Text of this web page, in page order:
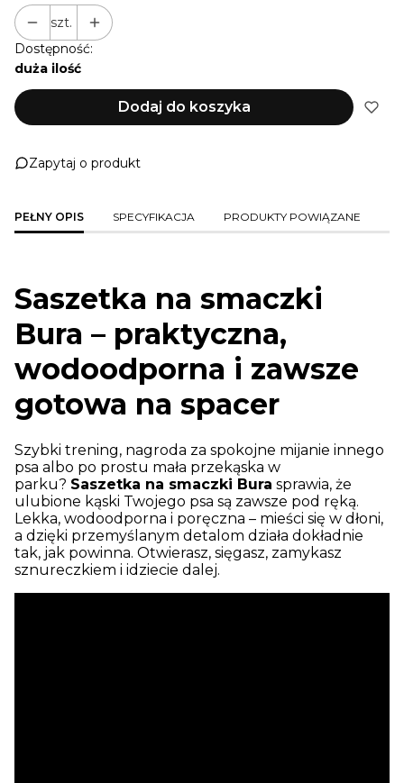
szt.
Dostępność:
duża ilość
Dodaj do koszyka
Zapytaj o produkt
PEŁNY OPIS SPECYFIKACJA PRODUKTY POWIĄZANE
Saszetka na smaczki
Bura – praktyczna,
wodoodporna i zawsze
gotowa na spacer
Szybki trening, nagroda za spokojne mijanie innego
psa albo po prostu mała przekąska w
parku? Saszetka na smaczki Bura sprawia, że
ulubione kąski Twojego psa są zawsze pod ręką.
Lekka, wodoodporna i poręczna – mieści się w dłoni,
a dzięki przemyślanym detalom działa dokładnie
tak, jak powinna. Otwierasz, sięgasz, zamykasz
sznureczkiem i idziecie dalej.